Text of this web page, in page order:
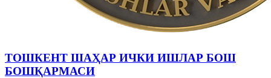
ТОШКЕНТ ШАҲАР ИЧКИ ИШЛАР БОШ
БОШҚАРМАСИ